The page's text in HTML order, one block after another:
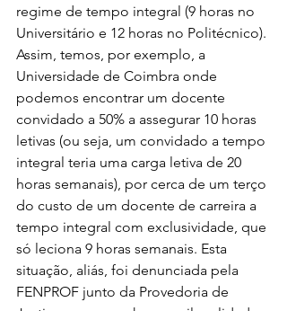
regime de tempo integral (9 horas no
Universitário e 12 horas no Politécnico).
Assim, temos, por exemplo, a
Universidade de Coimbra onde
podemos encontrar um docente
convidado a 50% a assegurar 10 horas
letivas (ou seja, um convidado a tempo
integral teria uma carga letiva de 20
horas semanais), por cerca de um terço
do custo de um docente de carreira a
tempo integral com exclusividade, que
só leciona 9 horas semanais. Esta
situação, aliás, foi denunciada pela
FENPROF junto da Provedoria de